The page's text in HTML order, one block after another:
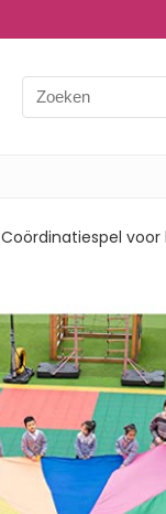
Coördinatiespel